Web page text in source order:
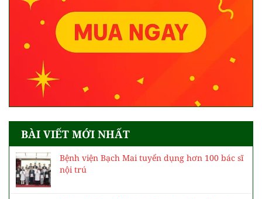
BÀI VIẾT MỚI NHẤT
Bệnh viện Bạch Mai tuyển dụng hơn 100 bác sĩ
nội trú